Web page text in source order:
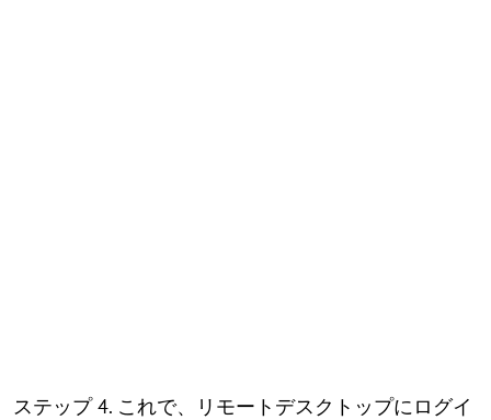
ステップ 4. これで、リモートデスクトップにログイ